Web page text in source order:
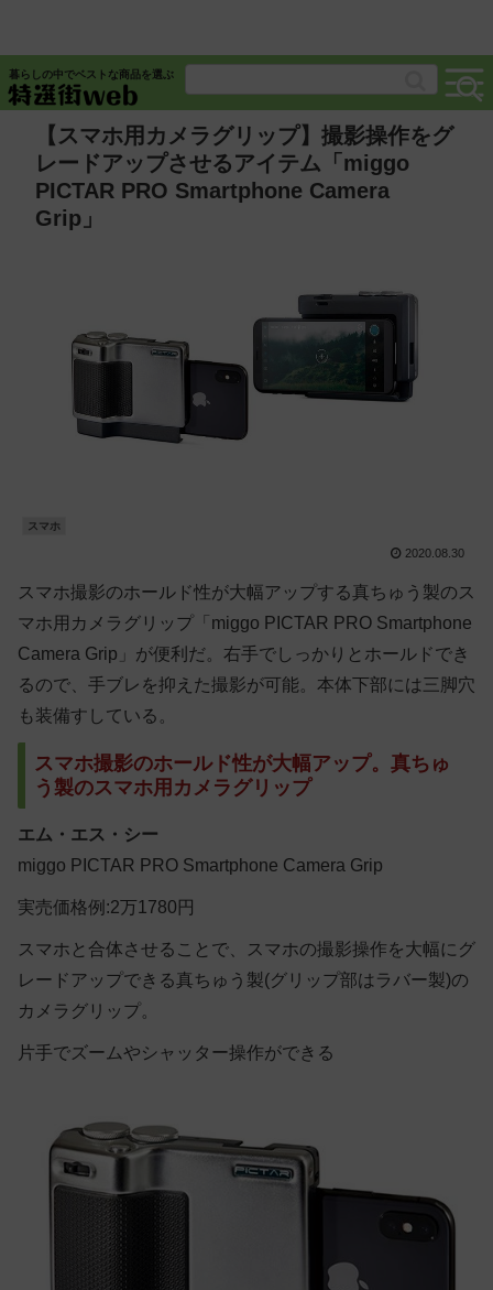
暮らしの中でベストな商品を選ぶ
【スマホ用カメラグリップ】撮影操作をグ
レードアップさせるアイテム「miggo
PICTAR PRO Smartphone Camera
Grip」
スマホ
2020.08.30
スマホ撮影のホールド性が大幅アップする真ちゅう製のス
マホ用カメラグリップ「miggo PICTAR PRO Smartphone
Camera Grip」が便利だ。右手でしっかりとホールドでき
るので、手ブレを抑えた撮影が可能。本体下部には三脚穴
も装備すしている。
スマホ撮影のホールド性が大幅アップ。真ちゅ
う製のスマホ用カメラグリップ
エム・エス・シー
miggo PICTAR PRO Smartphone Camera Grip
実売価格例:2万1780円
スマホと合体させることで、スマホの撮影操作を大幅にグ
レードアップできる真ちゅう製(グリップ部はラバー製)の
カメラグリップ。
片手でズームやシャッター操作ができる